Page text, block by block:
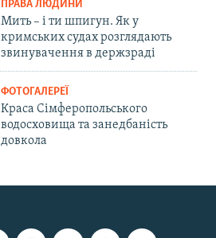
ПРАВА ЛЮДИНИ
Мить – і ти шпигун. Як у
кримських судах розглядають
звинувачення в держзраді
ФОТОГАЛЕРЕЇ
Краса Сімферопольського
водосховища та занедбаність
довкола